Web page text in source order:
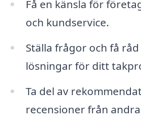
Få en känsla för
och kundservice.
Ställa frågor och få
lösningar för ditt
Ta del av
recensioner från